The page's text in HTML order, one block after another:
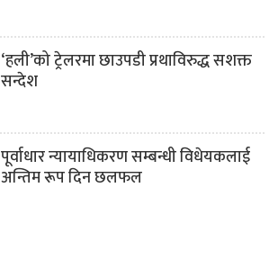
‘हली’को ट्रेलरमा छाउपडी प्रथाविरुद्ध सशक्त
सन्देश
पूर्वाधार न्यायाधिकरण सम्बन्धी विधेयकलाई
अन्तिम रूप दिन छलफल